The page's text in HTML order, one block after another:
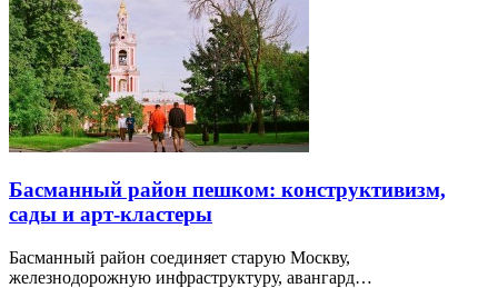
Басманный район пешком: конструктивизм,
сады и арт-кластеры
Басманный район соединяет старую Москву,
железнодорожную инфраструктуру, авангард…